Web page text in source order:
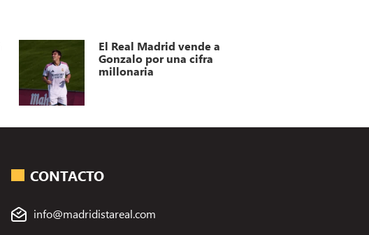
El Real Madrid vende a
Gonzalo por una cifra
millonaria
CONTACTO
info@madridistareal.com